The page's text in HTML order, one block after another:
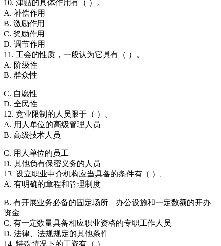
10. 津贴的具体作用有（ ）。
A. 补偿作用
B. 激励作用
C. 奖励作用
D. 调节作用
11. 工会的性质，一般认为它具有（ ）。
A. 阶级性
B. 群众性
C. 自愿性
D. 全民性
12. 竞业限制的人员限于（ ）。
A. 用人单位的高级管理人员
B. 高级技术人员
C. 用人单位的员工
D. 其他负有保密义务的人员
13. 设立职业中介机构应当具备的条件有（ ）。
A. 有明确的章程和管理制度
B. 有开展业务必备的固定场所、办公设施和一定数额的开办
资金
C. 有一定数量具备相应职业资格的专职工作人员
D. 法律、法规规定的其他条件
14. 特殊情况下的工资有（ ）。